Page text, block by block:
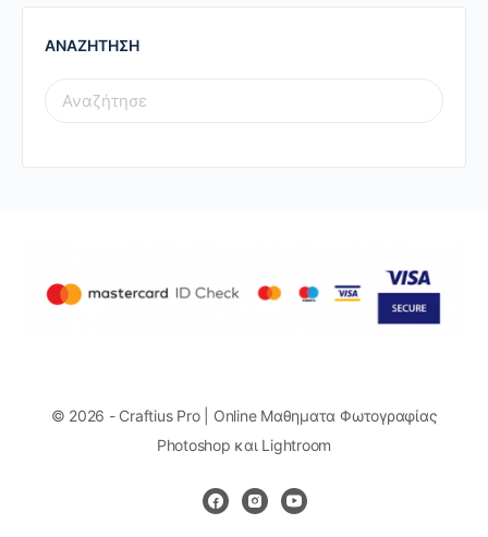
ΑΝΑΖΗΤΗΣΗ
SEARCH
FOR:
© 2026 - Craftius Pro | Online Μαθηματα Φωτογραφίας
Photoshop και Lightroom